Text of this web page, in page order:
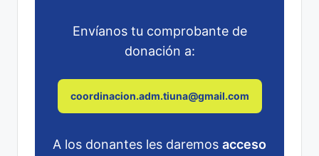
Envíanos tu comprobante de
donación a:
coordinacion.adm.tiuna@gmail.com
A los donantes les daremos acceso